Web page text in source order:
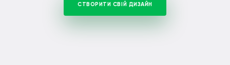
СТВОРИТИ СВІЙ ДИЗАЙН